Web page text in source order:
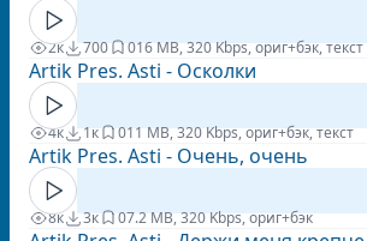
2к 700 016 MB, 320 Kbps, ориг+бэк, текст
Artik Pres. Asti - Осколки
4к 1к 011 MB, 320 Kbps, ориг+бэк, текст
Artik Pres. Asti - Очень, очень
8к 3к 07.2 MB, 320 Kbps, ориг+бэк